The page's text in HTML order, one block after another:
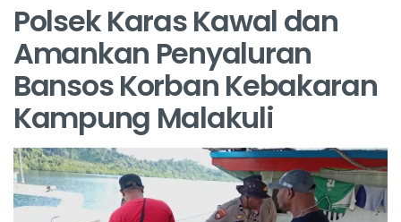
Polsek Karas Kawal dan
Amankan Penyaluran
Bansos Korban Kebakaran
Kampung Malakuli